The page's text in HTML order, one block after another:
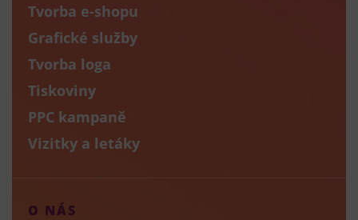
Tvorba e-shopu
Grafické služby
Tvorba loga
Tiskoviny
PPC kampaně
Vizitky a letáky
O NÁS